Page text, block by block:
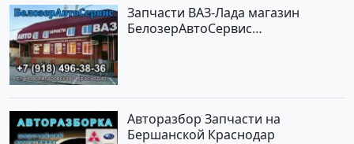
Запчасти ВАЗ-Лада магазин
БелозерАвтоСервис
Авторазбор Запчасти на
Бершанской Краснодар